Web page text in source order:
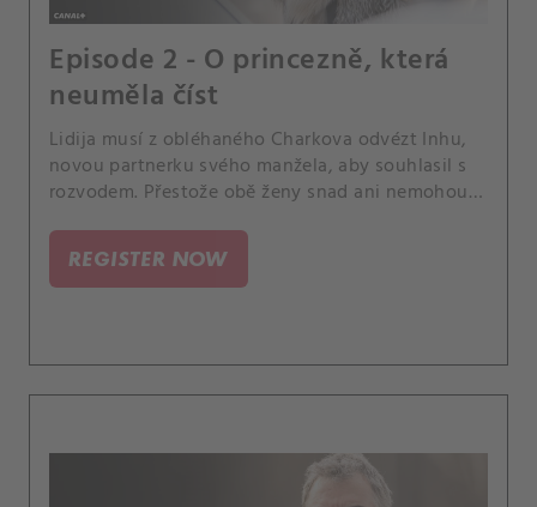
Episode 2 - O princezně, která
neuměla číst
Lidija musí z obléhaného Charkova odvézt Inhu,
novou partnerku svého manžela, aby souhlasil s
rozvodem. Přestože obě ženy snad ani nemohou
tíží podobná ztráta.
REGISTER NOW